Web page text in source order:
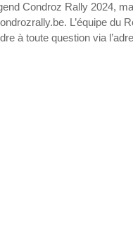
Condroz Rally 2024,
L’équipe du
à toute question via